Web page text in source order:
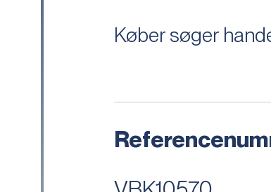
Køber søger